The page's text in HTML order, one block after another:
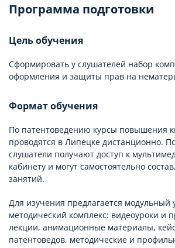
Программа подготовки
Цель обучения
Сформировать у слушателей набор
оформления и защиты прав на
Формат обучения
По патентоведению курсы повышения
проводятся в Липецке дистанционно.
слушатели получают доступ к
кабинету и могут самостоятельно
занятий.
Для изучения предлагается модульный
методический комплекс: видеоуроки и
лекции, анимационные материалы,
патентоведов, методические и